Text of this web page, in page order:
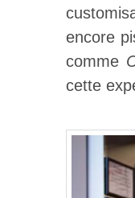
encore
comme
cette